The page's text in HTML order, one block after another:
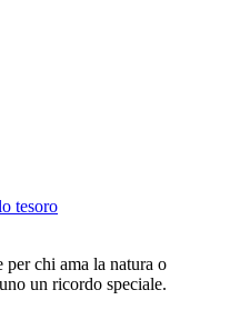
tesoro
per chi ama la natura o
un ricordo speciale.